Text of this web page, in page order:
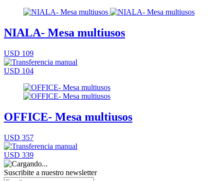
NIALA- Mesa multiusos
USD 109
USD 104
OFFICE- Mesa multiusos
USD 357
USD 339
Suscribite a nuestro newsletter